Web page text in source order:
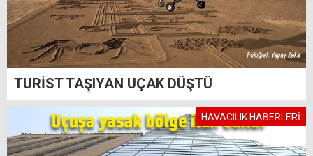
TURİST TAŞIYAN UÇAK DÜŞTÜ
HAVACILIK HABERLERİ